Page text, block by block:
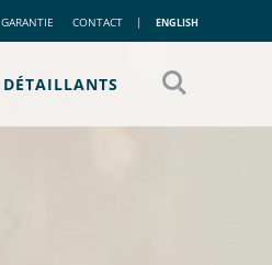
GARANTIE CONTACT | ENGLISH
DÉTAILLANTS